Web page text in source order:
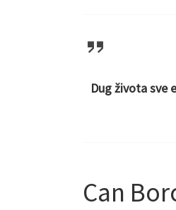
Dug života sve
Can